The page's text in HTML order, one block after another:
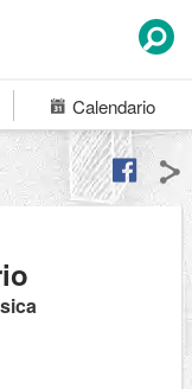
Calendario